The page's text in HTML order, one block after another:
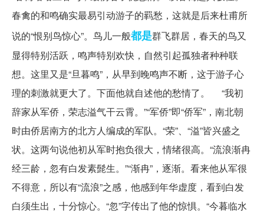
春禽的和鸣确实最易引动游子的羁愁，这就是后来杜甫所
说的“恨别鸟惊心”。鸟儿一般都是群飞群居，春天的鸟又
显得特别活跃，鸣声特别欢快，自然引起孤独者种种联
想。这里又是“旦暮鸣”，从早到晚鸣声不断，这于游子心
理的刺激就更大了。下面他就自述他的愁情了。 “我初
辞家从军侨，荣志溢气干云霄。”“军侨”即“侨军”，南北朝
时由侨居南方的北方人编成的军队。“荣”、“溢”皆兴盛之
状。这两句说他初从军时抱负很大，情绪很高。“流浪渐冉
经三龄，忽有白发素髭生。”“渐冉”，逐渐。看来他从军很
不得意，所以有“流浪”之感，他感到年华虚度，看到白发
白须生出，十分惊心。“忽”字传出了他的惊惧。“今暮临水